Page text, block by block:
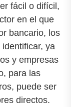
fácil o difícil,
en el que
bancario, los
ya
y empresas
para las
puede ser
directos.